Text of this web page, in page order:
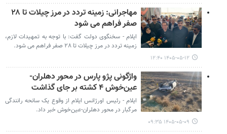
مهاجرانی: زمینه تردد در مرز چیلات تا ۲۸
صفر فراهم می شود
ایلام - سخنگوی دولت گفت: با توجه به تمهیدات لازم،
زمینه تردد در مرز چیلات تا ۲۸ صفر فراهم می شود.
۱۴۰۵-۰۵-۱۲ ۱۲:۴۰
واژگونی پژو پارس در محور دهلران-
عین‌خوش ۴ کشته بر جای گذاشت
ایلام - رئیس اورژانس ایلام از وقوع یک سانحه رانندگی
مرگبار در محور دهلران-عین‌خوش خبر داد.
۱۴۰۵-۰۵-۰۹ ۰۹:۳۵